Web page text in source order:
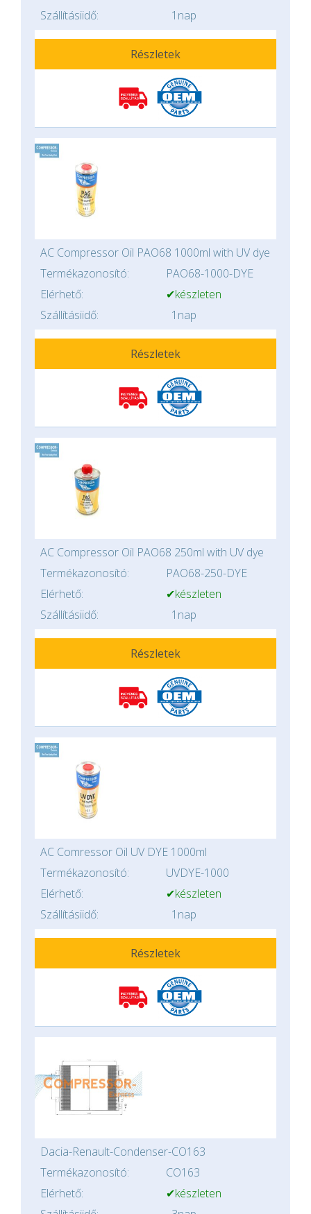
Szállításiidő:
1nap
Részletek
AC Compressor Oil PAO68 1000ml with UV dye
Termékazonosító:
PAO68-1000-DYE
Elérhető:
✔készleten
Szállításiidő:
1nap
Részletek
AC Compressor Oil PAO68 250ml with UV dye
Termékazonosító:
PAO68-250-DYE
Elérhető:
✔készleten
Szállításiidő:
1nap
Részletek
AC Comressor Oil UV DYE 1000ml
Termékazonosító:
UVDYE-1000
Elérhető:
✔készleten
Szállításiidő:
1nap
Részletek
Dacia-Renault-Condenser-CO163
Termékazonosító:
CO163
Elérhető:
✔készleten